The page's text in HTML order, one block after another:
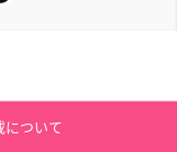
について